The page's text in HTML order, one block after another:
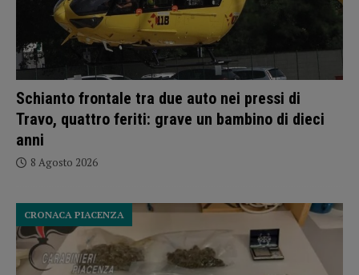
Schianto frontale tra due auto nei pressi di
Travo, quattro feriti: grave un bambino di dieci
anni
8 Agosto 2026
CRONACA PIACENZA